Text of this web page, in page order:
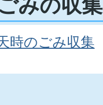
みの収
時のごみ収集